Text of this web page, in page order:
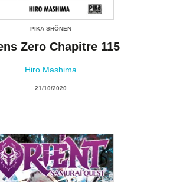
PIKA SHÔNEN
Zero Chapitre 115
Hiro Mashima
21/10/2020